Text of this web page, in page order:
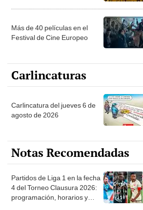
Más de 40 películas en el
Festival de Cine Europeo
Carlincaturas
Carlincatura del jueves 6 de
agosto de 2026
Notas Recomendadas
Partidos de Liga 1 en la fecha
4 del Torneo Clausura 2026:
programación, horarios y